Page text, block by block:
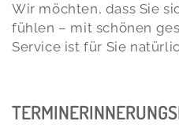
Wir möchten, dass Sie
fühlen – mit schönen
Service ist für Sie